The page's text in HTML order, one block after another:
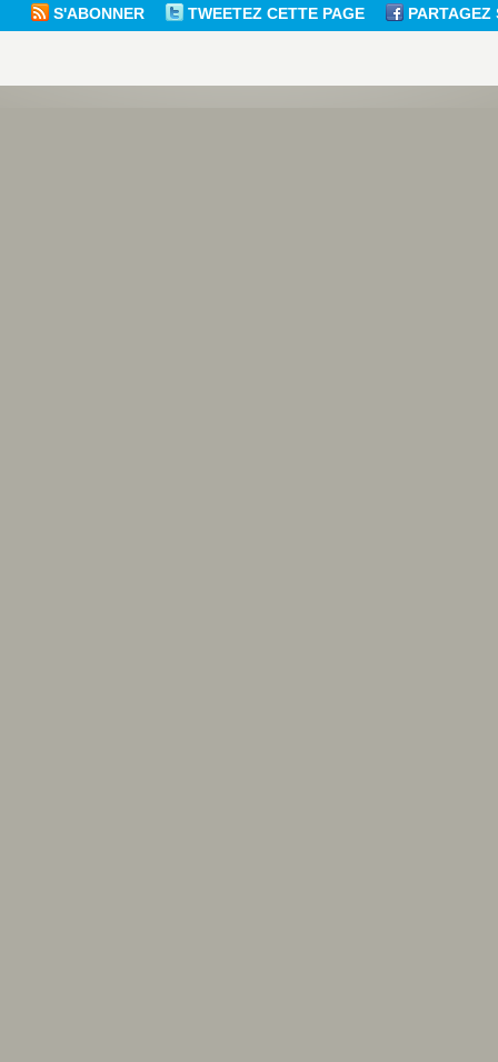
S'ABONNER TWEETEZ CETTE PAGE PARTAGEZ